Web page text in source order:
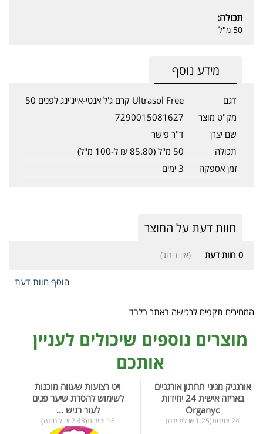
תכולה:
50 מ"ל
מידע נוסף
דגם
Ultrasol Free קרם ג'ל אנטי-אייג'ינג לפנים 50
מק"ט מוצר
7290015081627
שם יצרן
ד"ר פישר
תכולה
50 מ"ל (85.80 ₪ ל-100 מ"ל)
זמן אספקה
3 ימים
חוות דעת על המוצר
0 חוות דעת (אין דירוג)
הוסף חוות דעת
המחירים תקפים לרכישה באתר בלבד
מוצרים נוספים שיכולים לעניין
אותכם
אורגניק מגיני תחתון אורגניים
באריזה אישית 24 יחידות
Organyc
24 יחידות(1.25 ₪ ליחידה)
ויט רצועות שעווה מוכנות
לשימוש להסרת שיער פנים
לעור רגיש ...
16 יחידות(2.43 ₪ ליחידה)